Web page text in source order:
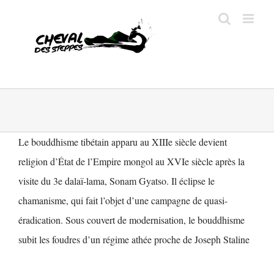
Le bouddhisme tibétain apparu au XIIIe siècle devient
religion d’État de l’Empire mongol au XVIe siècle après la
visite du 3e dalaï-lama, Sonam Gyatso. Il éclipse le
chamanisme, qui fait l’objet d’une campagne de quasi-
éradication. Sous couvert de modernisation, le bouddhisme
subit les foudres d’un régime athée proche de Joseph Staline